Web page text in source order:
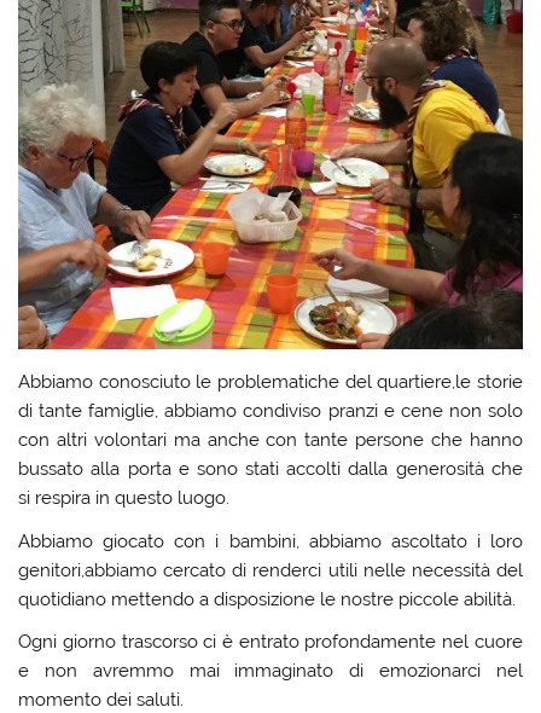
Abbiamo conosciuto le problematiche del quartiere,le storie
di tante famiglie, abbiamo condiviso pranzi e cene non solo
con altri volontari ma anche con tante persone che hanno
bussato alla porta e sono stati accolti dalla generosità che
si respira in questo luogo.
Abbiamo giocato con i bambini, abbiamo ascoltato i loro
genitori,abbiamo cercato di renderci utili nelle necessità del
quotidiano mettendo a disposizione le nostre piccole abilità.
Ogni giorno trascorso ci è entrato profondamente nel cuore
e non avremmo mai immaginato di emozionarci nel
momento dei saluti.